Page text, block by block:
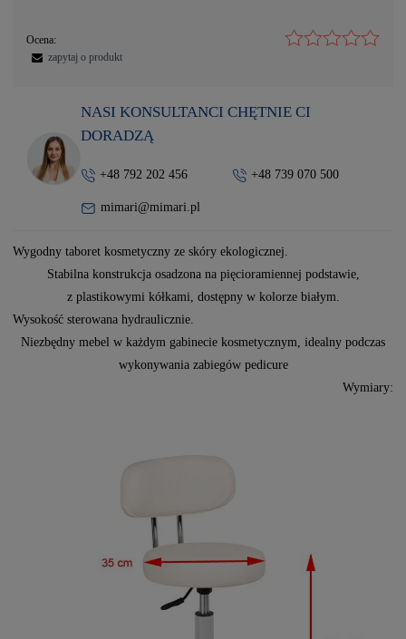
Ocena:
zapytaj o produkt
NASI KONSULTANCI CHĘTNIE CI
DORADZĄ
+48 792 202 456 +48 739 070 500
mimari@mimari.pl
Wygodny taboret kosmetyczny ze skóry ekologicznej.
Stabilna konstrukcja osadzona na pięcioramiennej podstawie,
z plastikowymi kółkami, dostępny w kolorze białym.
Wysokość sterowana hydraulicznie.
Niezbędny mebel w każdym gabinecie kosmetycznym, idealny podczas
wykonywania zabiegów pedicure
Wymiary: